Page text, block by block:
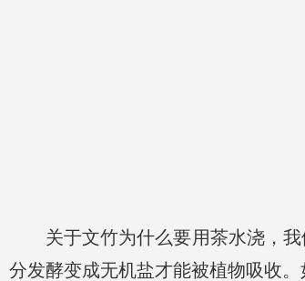
关于文竹为什么要用茶水浇，
分发酵变成无机盐才能被植物吸收